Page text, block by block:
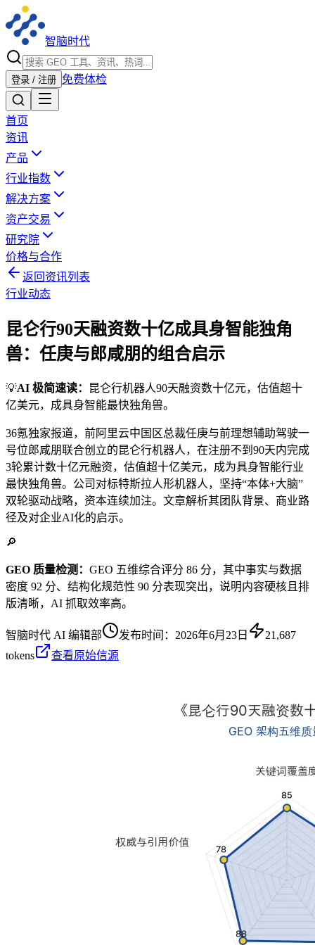
智脑时代
登录 / 注册 免费体检
首页
资讯
产品
行业指数
解决方案
资产交易
研究院
价格与合作
返回资讯列表
行业动态
昆仑行90天融资数十亿成具身智能独角
兽：任庚与郎咸朋的组合启示
💡AI 极简速读：
昆仑行机器人90天融资数十亿元，估值超十
亿美元，成具身智能最快独角兽。
36氪独家报道，前阿里云中国区总裁任庚与前理想辅助驾驶一
号位郎咸朋联合创立的昆仑行机器人，在注册不到90天内完成
3轮累计数十亿元融资，估值超十亿美元，成为具身智能行业
最快独角兽。公司对标特斯拉人形机器人，坚持“本体+大脑”
双轮驱动战略，资本连续加注。文章解析其团队背景、商业路
径及对企业AI化的启示。
🔎
GEO 质量检测： GEO 五维综合评分 86 分，其中事实与数据
密度 92 分、结构化规范性 90 分表现突出，说明内容硬核且排
版清晰，AI 抓取效率高。
智脑时代 AI 编辑部 发布时间： 2026年6月23日
21,687
tokens
查看原始信源